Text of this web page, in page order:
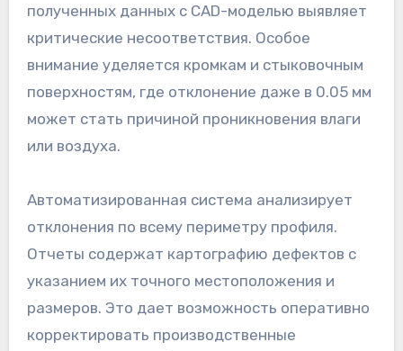
полученных данных с CAD-моделью выявляет
критические несоответствия. Особое
внимание уделяется кромкам и стыковочным
поверхностям, где отклонение даже в 0.05 мм
может стать причиной проникновения влаги
или воздуха.
Автоматизированная система анализирует
отклонения по всему периметру профиля.
Отчеты содержат картографию дефектов с
указанием их точного местоположения и
размеров. Это дает возможность оперативно
корректировать производственные